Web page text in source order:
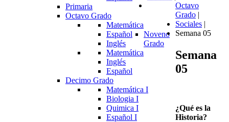
Primaria
Octavo Grado
Matemática
Español
Inglés
Noveno
Grado
Matemática
Inglés
Español
Decimo Grado
Matemática I
Biologia I
Quimica I
Español I
Octavo
Grado |
Sociales |
Semana 05
Semana
05
¿Qué es la
Historia?